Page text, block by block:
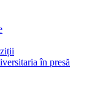
în presă